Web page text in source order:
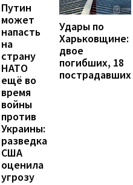
Путин
может
напасть
на
страну
НАТО
ещё во
время
войны
против
Украины:
разведка
США
оценила
угрозу
Удары по
Харьковщине:
двое
погибших, 18
пострадавших